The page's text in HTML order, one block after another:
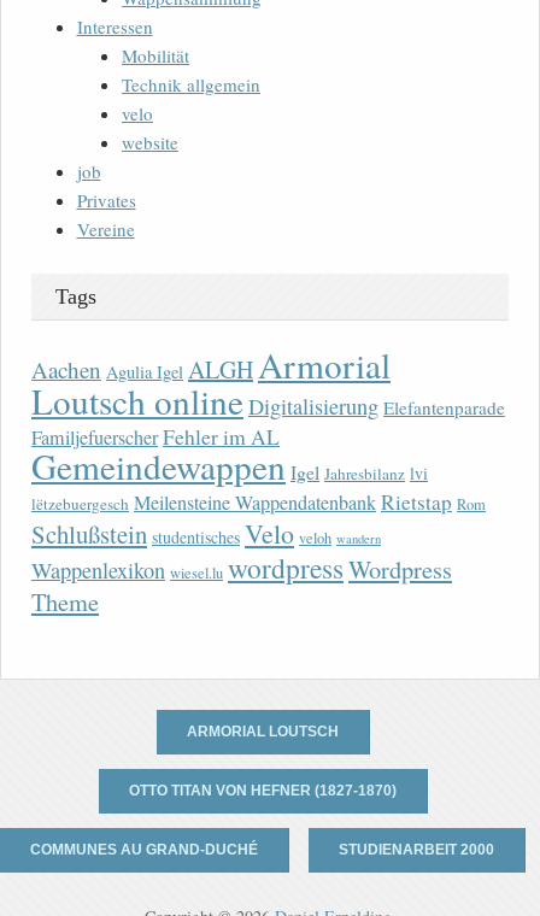
Interessen
Mobilität
Technik allgemein
velo
website
job
Privates
Vereine
Tags
Aachen Agulia Igel ALGHArmorial
Loutsch onlineDigitalisierung Elefantenparade
FamiljefuerscherFehler im AL
Gemeindewappen Igel Jahresbilanz lvi
lëtzebuergesch Meilensteine WappendatenbankRietstap Rom
Schlußstein studentisches Velo veloh wandern
Wappenlexikon wiesel.lu wordpressWordpress
Theme
ARMORIAL LOUTSCH
OTTO TITAN VON HEFNER (1827-1870)
COMMUNES AU GRAND-DUCHÉ STUDIENARBEIT 2000